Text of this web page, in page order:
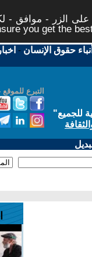
الزر - موافق -
you get the
حقوق الإنسان -
التبرع
للجميع"